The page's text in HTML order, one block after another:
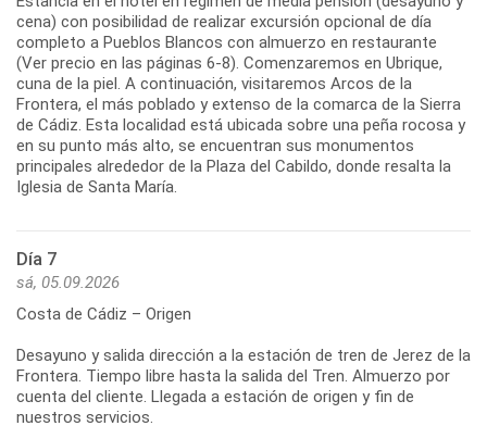
cena) con posibilidad de realizar excursión opcional de día
completo a Pueblos Blancos con almuerzo en restaurante
(Ver precio en las páginas 6-8). Comenzaremos en Ubrique,
cuna de la piel. A continuación, visitaremos Arcos de la
Frontera, el más poblado y extenso de la comarca de la Sierra
de Cádiz. Esta localidad está ubicada sobre una peña rocosa y
en su punto más alto, se encuentran sus monumentos
principales alrededor de la Plaza del Cabildo, donde resalta la
Día 7
sá, 05.09.2026
Costa de Cádiz – Origen
Desayuno y salida dirección a la estación de tren de Jerez de la
Frontera. Tiempo libre hasta la salida del Tren. Almuerzo por
cuenta del cliente. Llegada a estación de origen y fin de